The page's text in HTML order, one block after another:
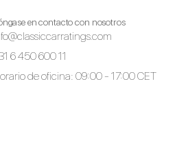
en contacto con nosotros
6 450 600 11
de oficina: 09:00 - 17:00 CET